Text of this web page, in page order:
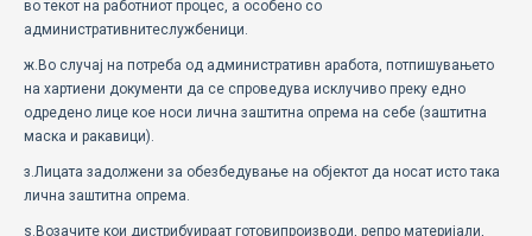
во текот на работниот процес, а особено со
административнитеслужбеници.
ж.Во случај на потреба од административн аработа, потпишувањето
на хартиени документи да се спроведува исклучиво преку едно
одредено лице кое носи лична заштитна опрема на себе (заштитна
маска и ракавици).
з.Лицата задолжени за обезбедување на објектот да носат исто така
лична заштитна опрема.
ѕ.Возачите кои дистрибуираат готовипроизводи, репро материјали,